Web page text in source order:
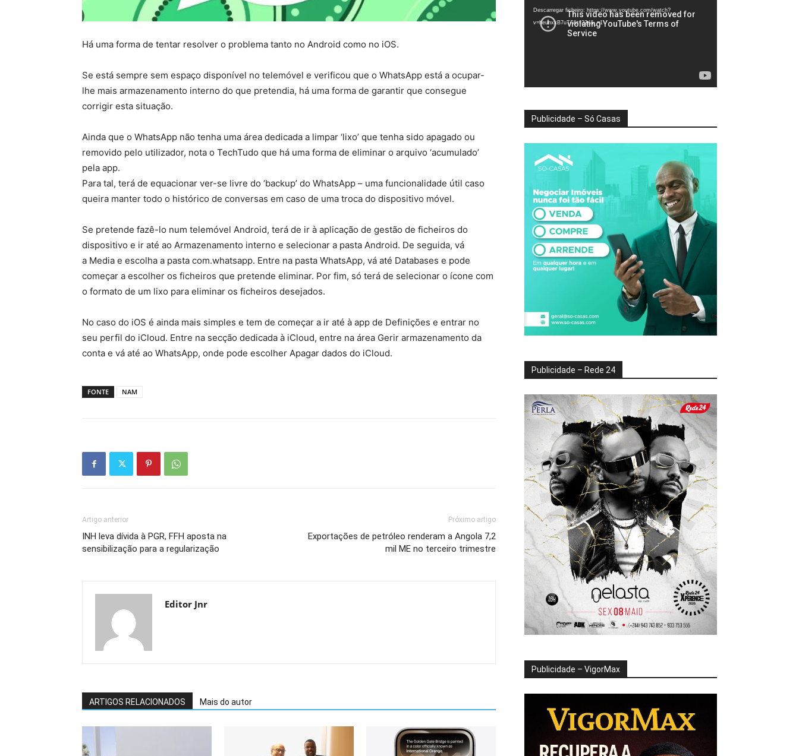
Há uma forma de tentar resolver o problema tanto no Android como no iOS.
Se está sempre sem espaço disponível no telemóvel e verificou que o WhatsApp está a ocupar-
lhe mais armazenamento interno do que pretendia, há uma forma de garantir que consegue
corrigir esta situação.
Ainda que o WhatsApp não tenha uma área dedicada a limpar ‘lixo’ que tenha sido apagado ou
removido pelo utilizador, nota o TechTudo que há uma forma de eliminar o arquivo ‘acumulado’
pela app.
Para tal, terá de equacionar ver-se livre do ‘backup’ do WhatsApp – uma funcionalidade útil caso
queira manter todo o histórico de conversas em caso de uma troca do dispositivo móvel.
Se pretende fazê-lo num telemóvel Android, terá de ir à aplicação de gestão de ficheiros do
dispositivo e ir até ao Armazenamento interno e selecionar a pasta Android. De seguida, vá
a Media e escolha a pasta com.whatsapp. Entre na pasta WhatsApp, vá até Databases e pode
começar a escolher os ficheiros que pretende eliminar. Por fim, só terá de selecionar o ícone com
o formato de um lixo para eliminar os ficheiros desejados.
No caso do iOS é ainda mais simples e tem de começar a ir até à app de Definições e entrar no
seu perfil do iCloud. Entre na secção dedicada à iCloud, entre na área Gerir armazenamento da
conta e vá até ao WhatsApp, onde pode escolher Apagar dados do iCloud.
FONTE NAM
Artigo anterior
INH leva dívida à PGR, FFH aposta na
sensibilização para a regularização
Próximo artigo
Exportações de petróleo renderam a Angola 7,2
mil ME no terceiro trimestre
Editor Jnr
ARTIGOS RELACIONADOS Mais do autor
vídeo
Descarregar ficheiro: https://www.youtube.com/watch?
v=heunxxB7uTA&t=22s&_=1
Publicidade – Só Casas
Publicidade – Rede 24
Publicidade – VigorMax